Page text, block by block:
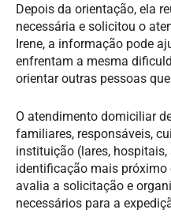
Depois da orientação, ela
necessária e solicitou o
Irene, a informação pode
enfrentam a mesma
orientar outras pessoas
O atendimento domiciliar
familiares, responsáveis,
instituição (lares,
identificação mais próximo
avalia a solicitação e
necessários para a